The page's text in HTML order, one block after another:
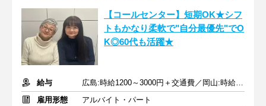
【コールセンター】短期OK★シフ
トもかなり柔軟で"自分最優先"でO
K◎60代も活躍★
給与
広島:時給1200～3000円＋交通費／岡山:時給1200～3000円＋交通費
雇用形態
アルバイト・パート